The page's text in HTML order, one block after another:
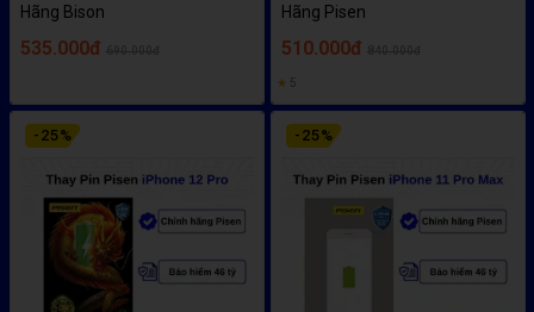
Hãng Bison
535.000đ
Hãng Pisen
510.000đ
★ 5
- 25% - 25%